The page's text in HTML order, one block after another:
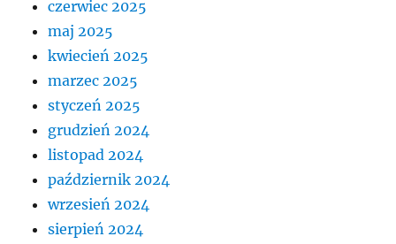
czerwiec 2025
maj 2025
kwiecień 2025
marzec 2025
styczeń 2025
grudzień 2024
listopad 2024
październik 2024
wrzesień 2024
sierpień 2024